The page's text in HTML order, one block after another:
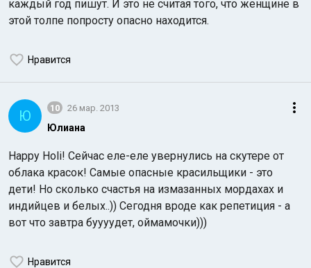
каждый год пишут. И это не считая того, что женщине в
этой толпе попросту опасно находится.
Нравится
Ю 10 26 мар. 2013
Юлиана
Happy Holi! Сейчас еле-еле увернулись на скутере от
облака красок! Самые опасные красильщики - это
дети! Но сколько счастья на измазанных мордахах и
индийцев и белых..)) Сегодня вроде как репетиция - а
вот что завтра буууудет, оймамочки)))
Нравится